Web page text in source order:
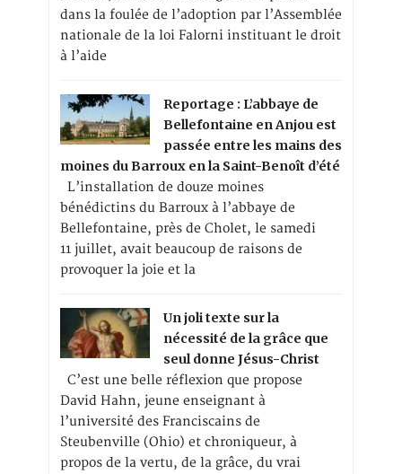
dans la foulée de l’adoption par l’Assemblée
nationale de la loi Falorni instituant le droit
à l’aide
Reportage : L’abbaye de
Bellefontaine en Anjou est
passée entre les mains des
moines du Barroux en la Saint-Benoît d’été
L’installation de douze moines
bénédictins du Barroux à l’abbaye de
Bellefontaine, près de Cholet, le samedi
11 juillet, avait beaucoup de raisons de
provoquer la joie et la
Un joli texte sur la
nécessité de la grâce que
seul donne Jésus-Christ
C’est une belle réflexion que propose
David Hahn, jeune enseignant à
l’université des Franciscains de
Steubenville (Ohio) et chroniqueur, à
propos de la vertu, de la grâce, du vrai